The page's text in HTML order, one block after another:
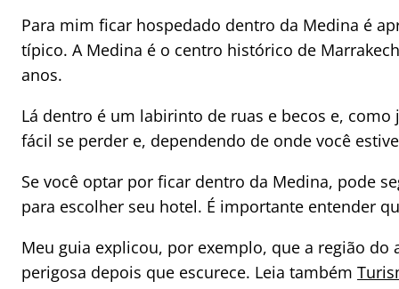
Para mim ficar hospedado dentro da Medina é
típico. A Medina é o centro histórico de
anos.
Lá dentro é um labirinto de ruas e becos e,
fácil se perder e, dependendo de onde você
Se você optar por ficar dentro da Medina, pode
para escolher seu hotel. É importante entender
Meu guia explicou, por exemplo, que a região
perigosa depois que escurece. Leia também